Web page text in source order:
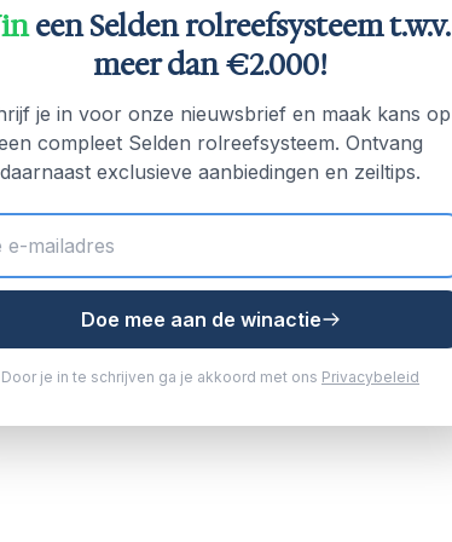
Ø5 mm)
een Selden rolreefsysteem t.w.v.
meer dan €2.000!
je in voor onze nieuwsbrief en maak kans op
compleet Selden rolreefsysteem. Ontvang
daarnaast exclusieve aanbiedingen en zeiltips.
Doe mee aan de winactie
Door je in te schrijven ga je akkoord met ons Privacybeleid